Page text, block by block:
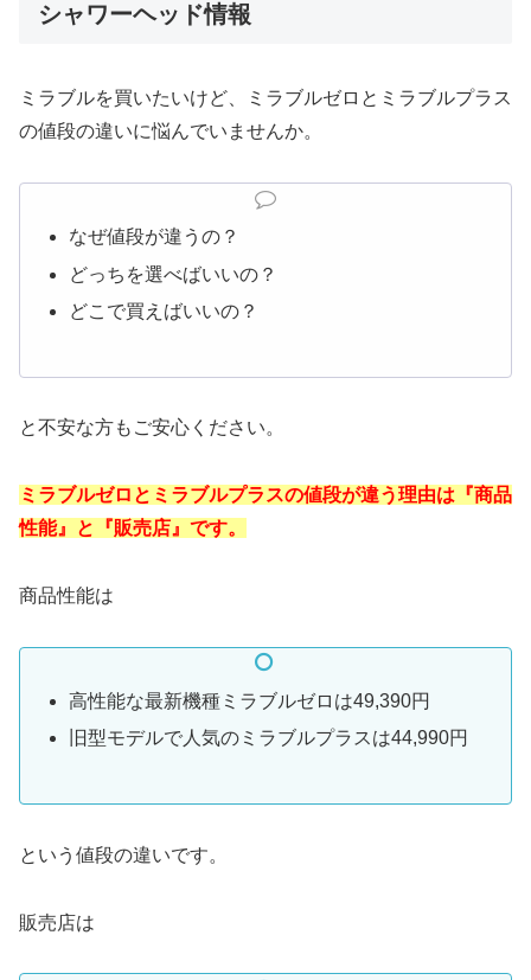
シャワーヘッド情報
ミラブルを買いたいけど、ミラブルゼロとミラブルプラス
の値段の違いに悩んでいませんか。
なぜ値段が違うの？
どっちを選べばいいの？
どこで買えばいいの？
と不安な方もご安心ください。
ミラブルゼロとミラブルプラスの値段が違う理由は『商品
性能』と『販売店』です。
商品性能は
高性能な最新機種ミラブルゼロは49,390円
旧型モデルで人気のミラブルプラスは44,990円
という値段の違いです。
販売店は